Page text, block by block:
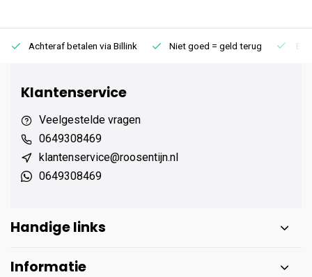
Achteraf betalen via Billink Niet goed = geld terug
Klantenservice
Veelgestelde vragen
0649308469
klantenservice@roosentijn.nl
0649308469
Handige links
Informatie